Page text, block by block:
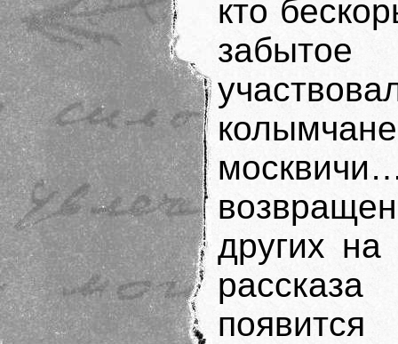
кто
других на